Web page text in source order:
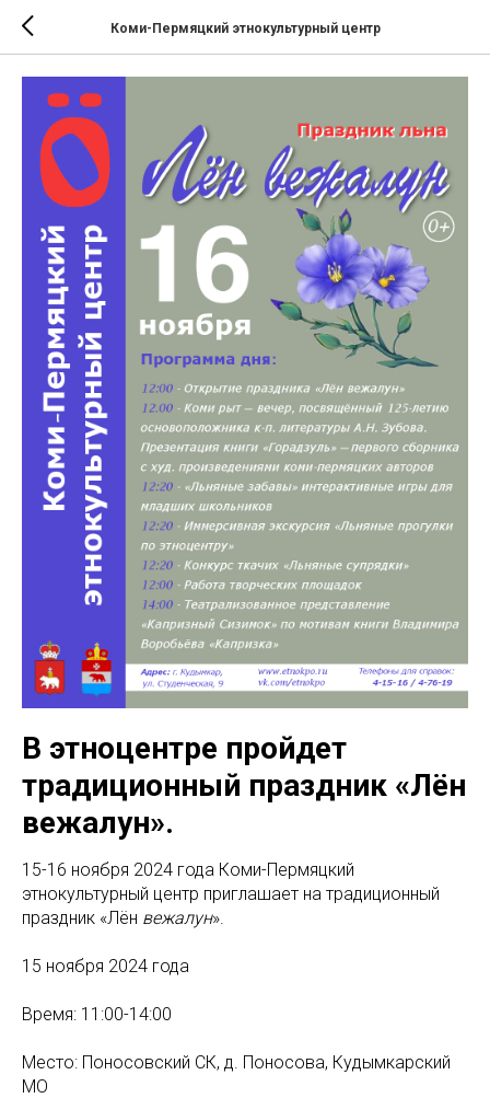
Коми-Пермяцкий этнокультурный центр
В этноцентре пройдет
традиционный праздник «Лён
вежалун».
15-16 ноября 2024 года Коми-Пермяцкий
этнокультурный центр приглашает на традиционный
праздник «Лён вежалун».
15 ноября 2024 года
Время: 11:00-14:00
Место: Поносовский СК, д. Поносова, Кудымкарский
МО